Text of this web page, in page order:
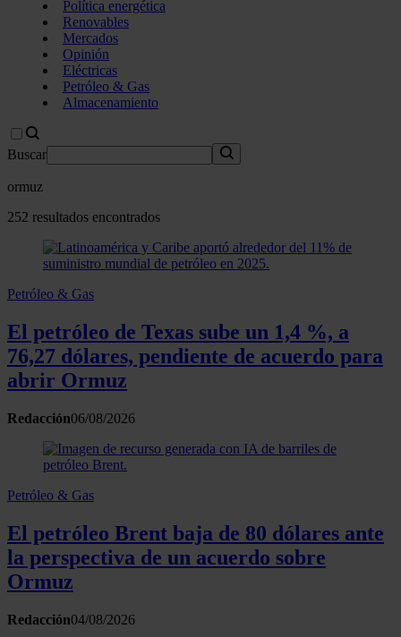
Política energética
Renovables
Mercados
Opinión
Eléctricas
Petróleo & Gas
Almacenamiento
Buscar
ormuz
252 resultados encontrados
Petróleo & Gas
El petróleo de Texas sube un 1,4 %, a
76,27 dólares, pendiente de acuerdo para
abrir Ormuz
Redacción06/08/2026
Petróleo & Gas
El petróleo Brent baja de 80 dólares ante
la perspectiva de un acuerdo sobre
Ormuz
Redacción04/08/2026